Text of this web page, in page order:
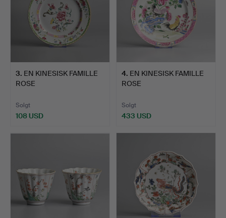
3. EN KINESISK FAMILLE
ROSE
Solgt
108 USD
4. EN KINESISK FAMILLE
ROSE
Solgt
433 USD